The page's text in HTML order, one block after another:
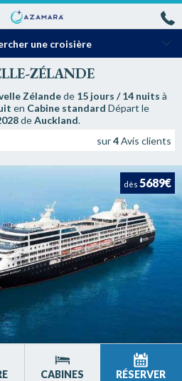
une croisière
ZÉLANDE
Zélandede 15 jours / 14 nuits à
en Cabine standard Départ le
deAuckland.
sur4Avis clients
dès 5689€
CABINES RÉSERVER